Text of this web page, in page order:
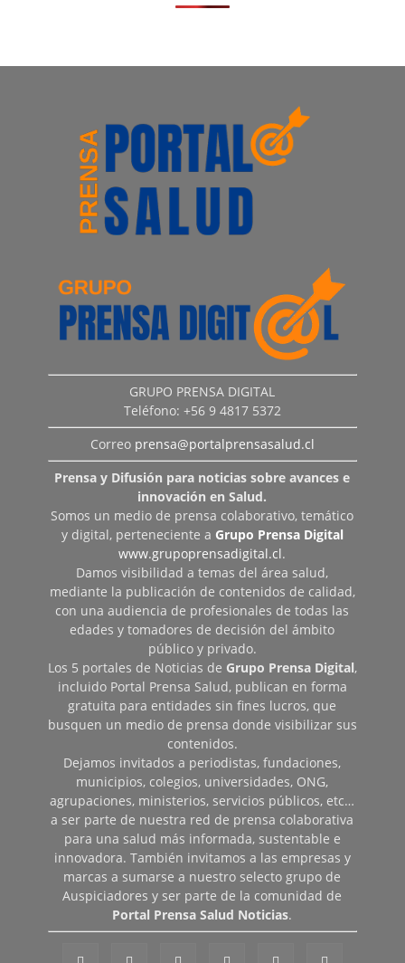
GRUPO PRENSA DIGITAL
Teléfono: +56 9 4817 5372
Correo prensa@portalprensasalud.cl
Prensa y Difusión para noticias sobre avances e
innovación en Salud.
Somos un medio de prensa colaborativo, temático
y digital, perteneciente a Grupo Prensa Digital
www.grupoprensadigital.cl.
Damos visibilidad a temas del área salud,
mediante la publicación de contenidos de calidad,
con una audiencia de profesionales de todas las
edades y tomadores de decisión del ámbito
público y privado.
Los 5 portales de Noticias de Grupo Prensa Digital,
incluido Portal Prensa Salud, publican en forma
gratuita para entidades sin fines lucros, que
busquen un medio de prensa donde visibilizar sus
contenidos.
Dejamos invitados a periodistas, fundaciones,
municipios, colegios, universidades, ONG,
agrupaciones, ministerios, servicios públicos, etc…
a ser parte de nuestra red de prensa colaborativa
para una salud más informada, sustentable e
innovadora. También invitamos a las empresas y
marcas a sumarse a nuestro selecto grupo de
Auspiciadores y ser parte de la comunidad de
Portal Prensa Salud Noticias.